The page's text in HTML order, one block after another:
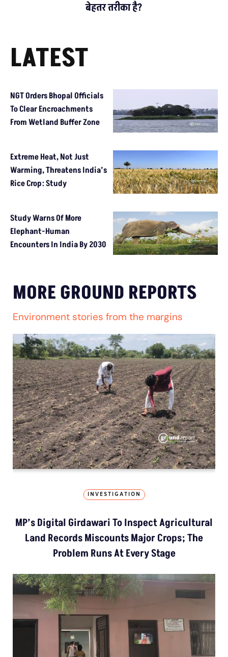
बेहतर तरीका है?
LATEST
NGT Orders Bhopal Officials
To Clear Encroachments
From Wetland Buffer Zone
Extreme Heat, Not Just
Warming, Threatens India’s
Rice Crop: Study
Study Warns Of More
Elephant-Human
Encounters In India By 2030
MORE GROUND REPORTS
Environment stories from the margins
INVESTIGATION
MP’s Digital Girdawari To Inspect Agricultural
Land Records Miscounts Major Crops; The
Problem Runs At Every Stage